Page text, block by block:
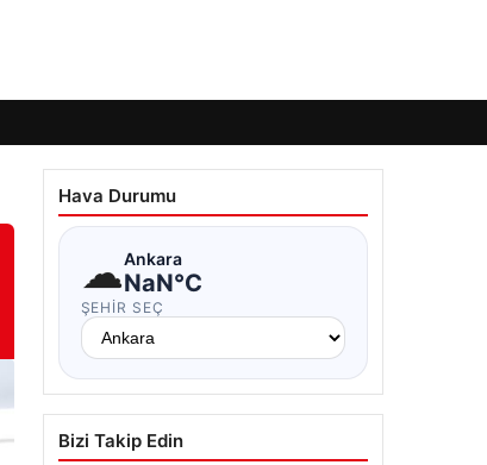
Hava Durumu
☁Ankara
NaN°C
ŞEHIR SEÇ
Bizi Takip Edin